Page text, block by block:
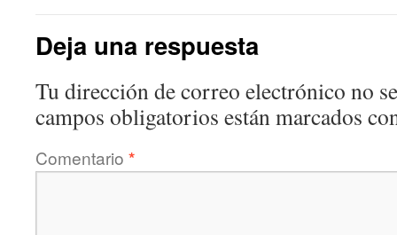
Deja una respuesta
Tu dirección de correo electrónico no
campos obligatorios están marcados
Comentario *